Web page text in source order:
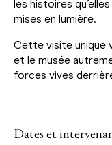
les histoires
mises en lumière.
Cette visite unique
et le musée
forces vives
Dates et